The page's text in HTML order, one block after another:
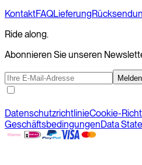
KontaktFAQLieferung
Ride along.
Abonnieren Sie unseren
DatenschutzrichtlinieCookie-
GeschäftsbedingungenData